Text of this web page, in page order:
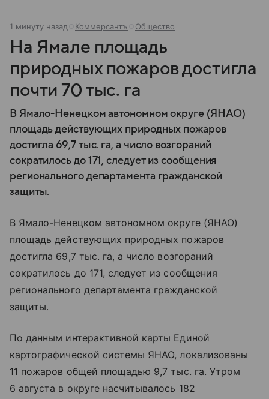
1 минуту назад Коммерсантъ Общество
На Ямале площадь
природных пожаров достигла
почти 70 тыс. га
В Ямало-Ненецком автономном округе (ЯНАО)
площадь действующих природных пожаров
достигла 69,7 тыс. га, а число возгораний
сократилось до 171, следует из сообщения
регионального департамента гражданской
защиты.
В Ямало-Ненецком автономном округе (ЯНАО)
площадь действующих природных пожаров
достигла 69,7 тыс. га, а число возгораний
сократилось до 171, следует из сообщения
регионального департамента гражданской
защиты.
По данным интерактивной карты Единой
картографической системы ЯНАО, локализованы
11 пожаров общей площадью 9,7 тыс. га. Утром
6 августа в округе насчитывалось 182